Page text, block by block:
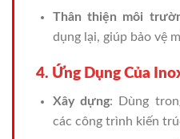
Thân thiện môi
dụng lại, giúp bảo vệ
4. Ứng Dụng Của
Xây dựng: Dùng
các công trình kiến